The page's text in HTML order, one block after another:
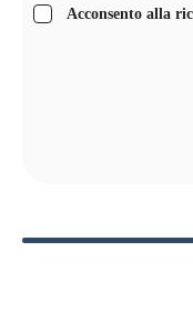
Acconsento alla